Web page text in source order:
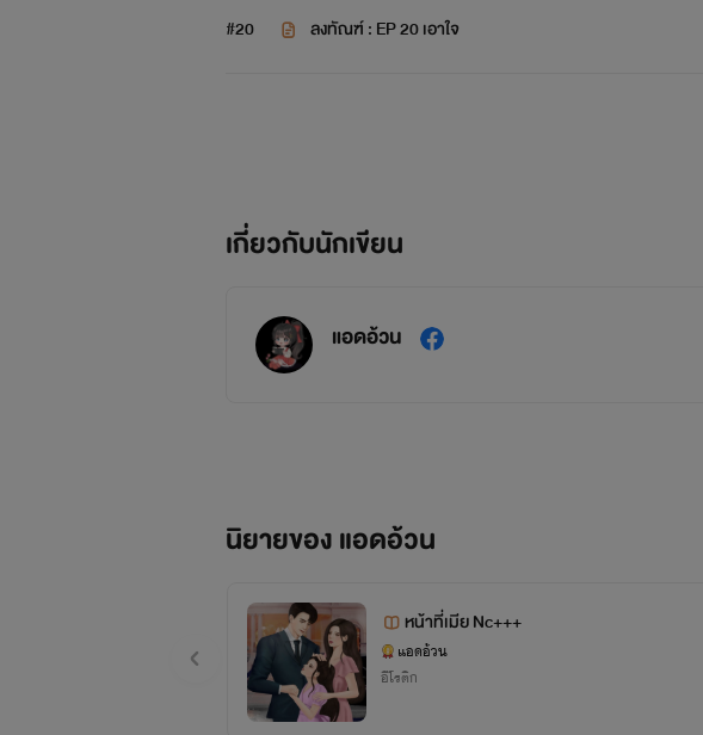
#20 ลงทัณฑ์ : EP 20 เอาใจ
เกี่ยวกับนักเขียน
แอดอ้วน
นิยายของ แอดอ้วน
หน้าที่เมีย Nc+++
แอดอ้วน
อีโรติก